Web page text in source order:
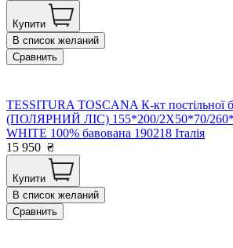
Купити
В список желаний
Сравнить
TESSITURA TOSCANA К-кт постільної
(ПОЛЯРНИЙ ЛІС) 155*200/2Х50*70/
WHITE 100% бавована 190218 Італія
15 950 ₴
Купити
В список желаний
Сравнить